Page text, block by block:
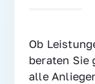
Ob
beraten Sie
alle